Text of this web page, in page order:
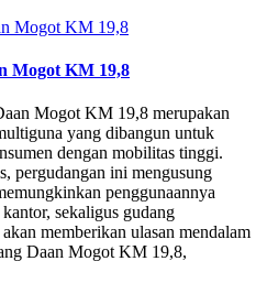
Mogot KM 19,8
Mogot KM 19,8 merupakan
yang dibangun untuk
dengan mobilitas tinggi.
pergudangan ini mengusung
penggunaannya
sekaligus gudang
memberikan ulasan mendalam
Daan Mogot KM 19,8,